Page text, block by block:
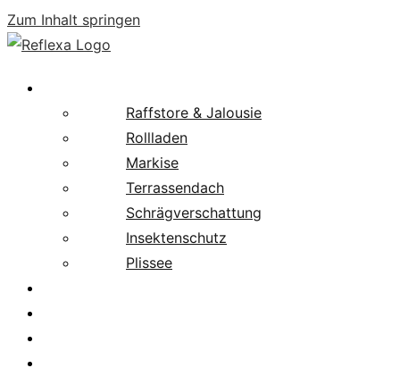
Zum Inhalt springen
Raffstore & Jalousie
Rollladen
Markise
Terrassendach
Schrägverschattung
Insektenschutz
Plissee